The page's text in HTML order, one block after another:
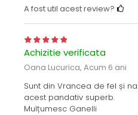
A fost util acest review?
Achizitie verificata
Oana Lucurica, Acum 6 ani
Sunt din Vrancea de fel și
acest pandativ superb.
Mulțumesc Ganelli